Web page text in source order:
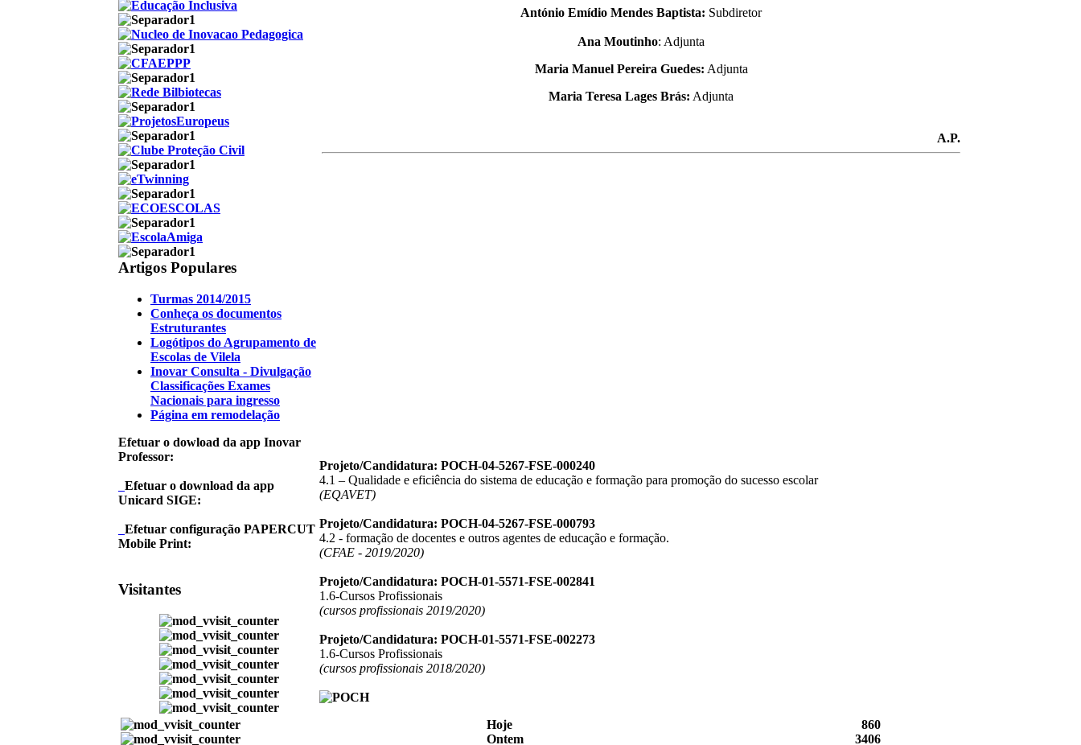
António Emídio Mendes Baptista: Subdiretor
Ana Moutinho: Adjunta
Maria Manuel Pereira Guedes: Adjunta
Maria Teresa Lages Brás: Adjunta
A.P.
Projeto/Candidatura: POCH-04-5267-FSE-000240
4.1 – Qualidade e eficiência do sistema de educação e formação para promoção do sucesso escolar
(EQAVET)
Projeto/Candidatura: POCH-04-5267-FSE-000793
4.2 - formação de docentes e outros agentes de educação e formação.
(CFAE - 2019/2020)
Projeto/Candidatura: POCH-01-5571-FSE-002841
1.6-Cursos Profissionais
(cursos profissionais 2019/2020)
Projeto/Candidatura: POCH-01-5571-FSE-002273
1.6-Cursos Profissionais
(cursos profissionais 2018/2020)
Artigos Populares
Turmas 2014/2015
Conheça os documentos
Estruturantes
Logótipos do Agrupamento de
Escolas de Vilela
Inovar Consulta - Divulgação
Classificações Exames
Nacionais para ingresso
Página em remodelação
Efetuar o dowload da app Inovar
Professor:
Efetuar o download da app
Unicard SIGE:
Efetuar configuração PAPERCUT
Mobile Print:
Visitantes
Hoje
860
Ontem
3406